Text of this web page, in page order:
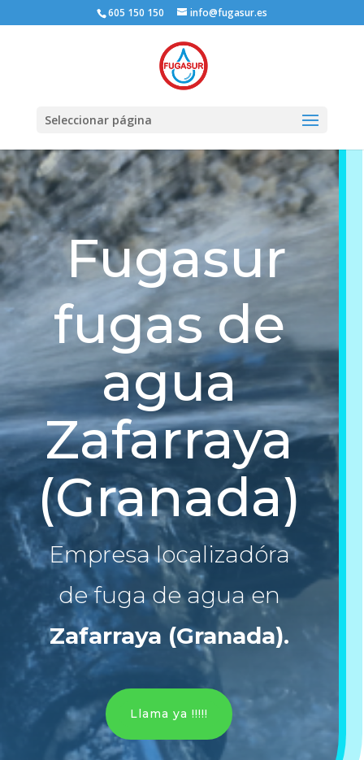
605 150 150 info@fugasur.es
Seleccionar página
Fugasur
fugas de
agua
Zafarraya
(Granada)
Empresa localizadóra
de fuga de agua en
Zafarraya (Granada).
Llama ya !!!!!